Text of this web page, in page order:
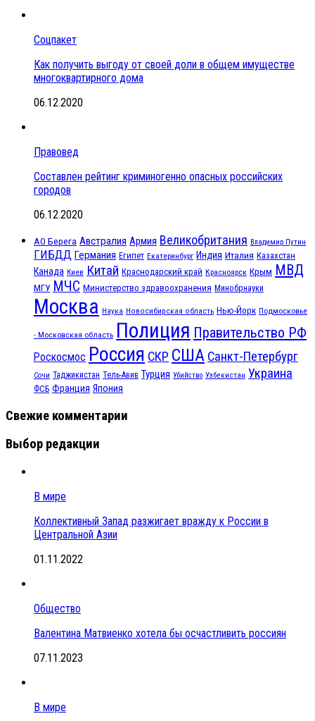
Соцпакет
Как получить выгоду от своей доли в общем имуществе
многоквартирного дома
06.12.2020
Правовед
Составлен рейтинг криминогенно опасных российских
городов
06.12.2020
АО Берега Австралия Армия Великобритания Владимир Путин
ГИБДД Германия Египет Екатеринбург Индия Италия Казахстан
Канада Киев Китай Краснодарский край Красноярск Крым МВД
МГУ МЧС Министерство здравоохранения Минобрнауки
Москва Наука Новосибирская область Нью-Йорк Подмосковье
- Московская область Полиция Правительство РФ
Роскосмос Россия СКР США Санкт-Петербург
Сочи Таджикистан Тель-Авив Турция Убийство Узбекистан Украина
ФСБ Франция Япония
Свежие комментарии
Выбор редакции
В мире
Коллективный Запад разжигает вражду к России в
Центральной Азии
01.11.2022
Общество
Валентина Матвиенко хотела бы осчастливить россиян
07.11.2023
В мире